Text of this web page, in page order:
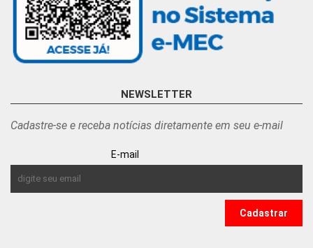
NEWSLETTER
Cadastre-se e receba notícias diretamente em seu e-mail
E-mail